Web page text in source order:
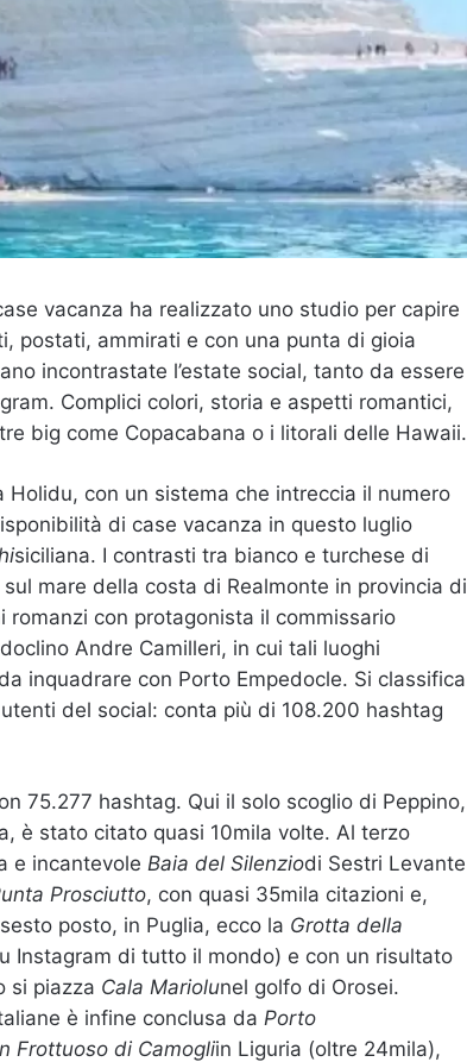
vacanza ha realizzato uno studio per capire
postati, ammirati e con una punta di gioia
incontrastate l’estate social, tanto da essere
Complici colori, storia e aspetti romantici,
big come Copacabana o i litorali delle Hawaii.
con un sistema che intreccia il numero
di case vacanza in questo luglio
siciliana. I contrasti tra bianco e turchese di
mare della costa di Realmonte in provincia di
con protagonista il commissario
Andre Camilleri, in cui tali luoghi
inquadrare con Porto Empedocle. Si classifica
del social: conta più di 108.200 hashtag
75.277 hashtag. Qui il solo scoglio di Peppino,
è stato citato quasi 10mila volte. Al terzo
e incantevole Baia del Silenziodi Sestri Levante
Prosciutto, con quasi 35mila citazioni e,
posto, in Puglia, ecco la Grotta della
Instagram di tutto il mondo) e con un risultato
si piazza Cala Mariolunel golfo di Orosei.
è infine conclusa da Porto
Frottuoso di Camogliin Liguria (oltre 24mila),